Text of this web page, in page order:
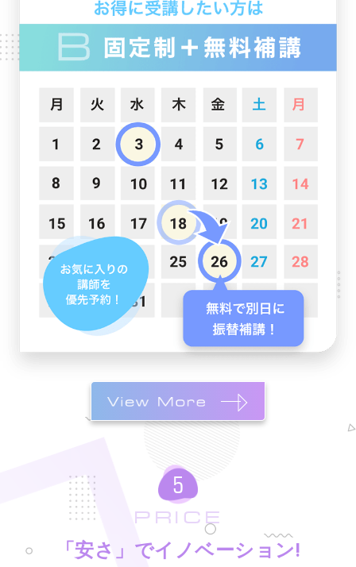
PRICE
「安さ」でイノベーション!